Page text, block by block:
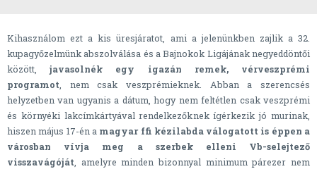
Kihasználom ezt a kis üresjáratot, ami a jelenünkben zajlik a 32.
kupagyőzelmünk abszolválása és a Bajnokok Ligájának negyeddöntői
között,javasolnék egy igazán remek, vérveszprémi
programot , nem csak veszprémieknek. Abban a szerencsés
helyzetben van ugyanis a dátum, hogy nem feltétlen csak veszprémi
és környéki lakcímkártyával rendelkezőknek ígérkezik jó murinak,
hiszen május 17-én a magyar ffi kézilabda válogatott is éppen a
városban vívja meg a szerbek elleni Vb-selejtező
visszavágóját , amelyre minden bizonnyal minimum párezer nem